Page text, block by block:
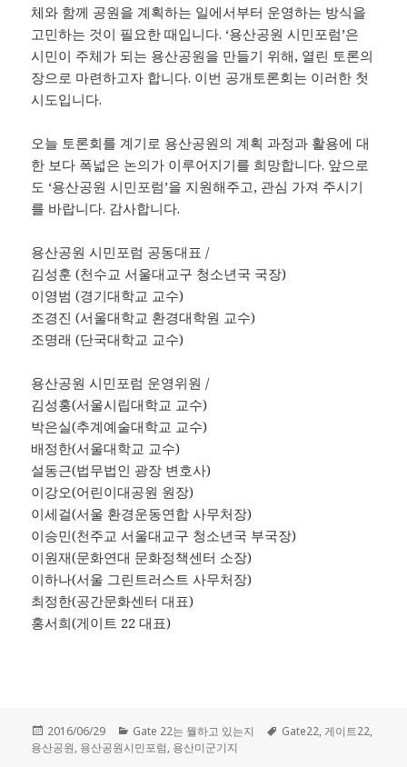
체와 함께 공원을 계획하는 일에서부터 운영하는 방식을
고민하는 것이 필요한 때입니다. ‘용산공원 시민포럼’은
시민이 주체가 되는 용산공원을 만들기 위해, 열린 토론의
장으로 마련하고자 합니다. 이번 공개토론회는 이러한 첫
시도입니다.
오늘 토론회를 계기로 용산공원의 계획 과정과 활용에 대
한 보다 폭넓은 논의가 이루어지기를 희망합니다. 앞으로
도 ‘용산공원 시민포럼’을 지원해주고, 관심 가져 주시기
를 바랍니다. 감사합니다.
용산공원 시민포럼 공동대표 /
김성훈 (천수교 서울대교구 청소년국 국장)
이영범 (경기대학교 교수)
조경진 (서울대학교 환경대학원 교수)
조명래 (단국대학교 교수)
용산공원 시민포럼 운영위원 /
김성홍(서울시립대학교 교수)
박은실(추계예술대학교 교수)
배정한(서울대학교 교수)
설동근(법무법인 광장 변호사)
이강오(어린이대공원 원장)
이세걸(서울 환경운동연합 사무처장)
이승민(천주교 서울대교구 청소년국 부국장)
이원재(문화연대 문화정책센터 소장)
이하나(서울 그린트러스트 사무처장)
최정한(공간문화센터 대표)
홍서희(게이트 22 대표)
작
성
2016/06/29
카
테
Gate 22는 뭘하고 있는지
태
Gate22,게이트22,
용산공원, 용산공원시민포럼, 용산미군기지